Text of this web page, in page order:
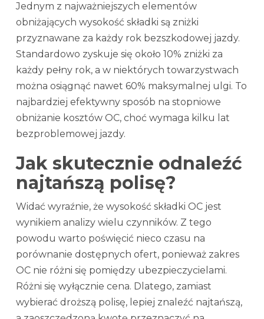
Jednym z najważniejszych elementów
obniżających wysokość składki są zniżki
przyznawane za każdy rok bezszkodowej jazdy.
Standardowo zyskuje się około 10% zniżki za
każdy pełny rok, a w niektórych towarzystwach
można osiągnąć nawet 60% maksymalnej ulgi. To
najbardziej efektywny sposób na stopniowe
obniżanie kosztów OC, choć wymaga kilku lat
bezproblemowej jazdy.
Jak skutecznie odnaleźć
najtańszą polisę?
Widać wyraźnie, że wysokość składki OC jest
wynikiem analizy wielu czynników. Z tego
powodu warto poświęcić nieco czasu na
porównanie dostępnych ofert, ponieważ zakres
OC nie różni się pomiędzy ubezpieczycielami.
Różni się wyłącznie cena. Dlatego, zamiast
wybierać droższą polisę, lepiej znaleźć najtańszą,